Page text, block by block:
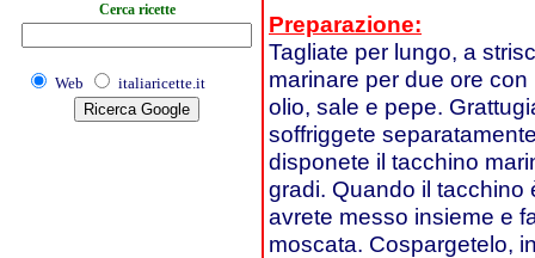
Cerca ricette
Web italiaricette.it
Preparazione:
Tagliate per lungo, a
marinare per due ore
olio, sale e pepe.
soffriggete
disponete il tacchino
gradi. Quando il tacchino
avrete messo insieme e
moscata. Cospargetelo,